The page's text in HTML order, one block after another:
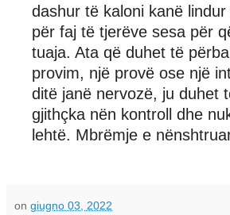
dashur të kaloni kanë
për faj të tjerëve sesa për
tuaja. Ata që duhet të
provim, një provë ose një
ditë janë nervozë, ju duhet
gjithçka nën kontroll dhe
lehtë. Mbrëmje e
on giugno 03, 2022